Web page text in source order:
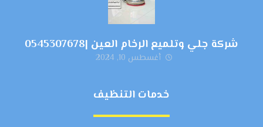
شركة جلي وتلميع الرخام العين |0545307678
أغسطس 10, 2024
خدمات التنظيف